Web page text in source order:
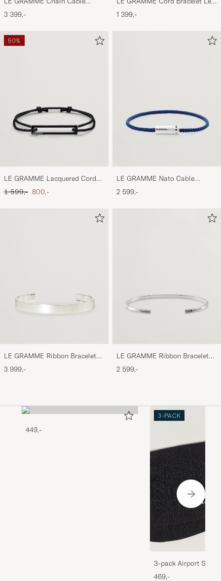
Bracelet Sterling Silver 11g
3 399,-
17/10 Red/Sterling Silver
1 399,-
50%
LE GRAMME Lacquered Cord
Bracelet Black
Ordinary pris
1 599,- Nedsat pris
800,-
LE GRAMME Nato Cable
Bracelet Blue/Sterling Silver 7g
2 599,-
LE GRAMME Ribbon Bracelet
Brushed Sterling Silver 21g
3 999,-
LE GRAMME Ribbon Bracelet
Brushed Sterling Silver 7g
2 599,-
449,-
3-PACK
3-pack Airport
Melange
469,-